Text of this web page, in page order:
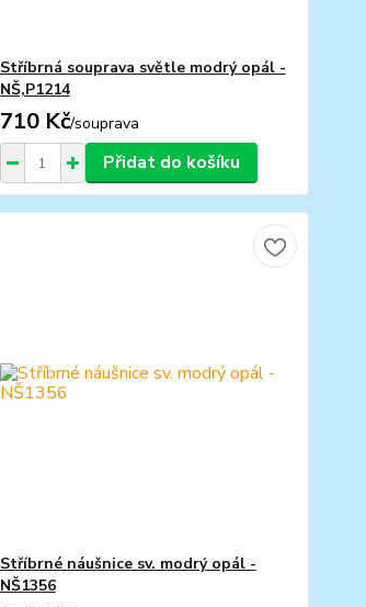
Stříbrná souprava světle modrý opál -
NŠ,P1214
710 Kč/souprava
Přidat do košíku
Stříbrné náušnice sv. modrý opál -
NŠ1356